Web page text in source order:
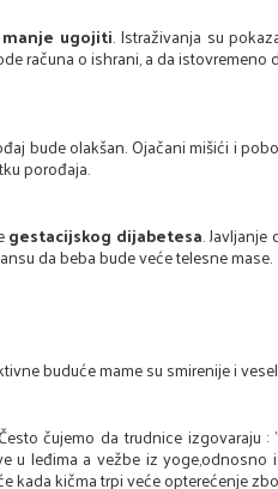
ugojiti. Istraživanja su
računa o ishrani, a da
bude olakšan. Ojačani mišići i
porođaja.
gestacijskog dijabetesa.
da beba bude veće telesne mase.
buduće mame su smirenije i
čujemo da trudnice izgovaraju
u leđima a vežbe iz yoge,odnosno
kada kičma trpi veće opterećenje